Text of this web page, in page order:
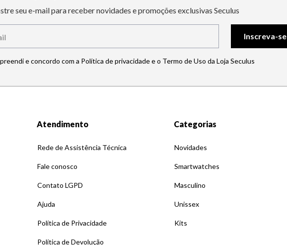
seu e-mail para receber novidades e promoções exclusivas Seculus
Inscreva-se
e concordo com a Política de privacidade e o Termo de Uso da Loja Seculus
Atendimento
Rede de Assistência Técnica
Fale conosco
Contato LGPD
Ajuda
Política de Privacidade
Política de Devolução
Categorias
Novidades
Smartwatches
Masculino
Unissex
Kits